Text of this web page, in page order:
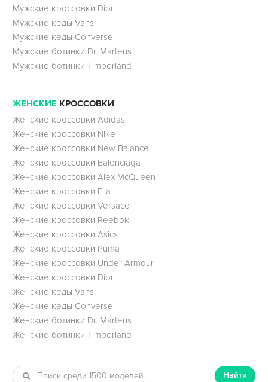
Мужские кроссовки Dior
Мужские кеды Vans
Мужские кеды Converse
Мужские ботинки Dr. Martens
Мужские ботинки Timberland
ЖЕНСКИЕ КРОССОВКИ
Женские кроссовки Adidas
Женские кроссовки Nike
Женские кроссовки New Balance
Женские кроссовки Balenciaga
Женские кроссовки Alex McQueen
Женские кроссовки Fila
Женские кроссовки Versace
Женские кроссовки Reebok
Женские кроссовки Asics
Женские кроссовки Puma
Женские кроссовки Under Armour
Женские кроссовки Dior
Женские кеды Vans
Женские кеды Converse
Женские ботинки Dr. Martens
Женские ботинки Timberland
Найти